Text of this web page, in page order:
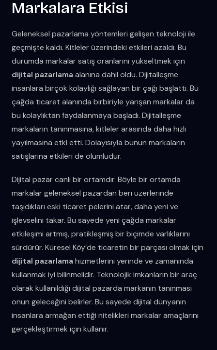
Markalara Etkisi
Geleneksel pazarlama yöntemleri gelişen teknoloji ile
geçmişte kaldı. Kitleler üzerindeki etkileri azaldı. Bu
durumda markalar satış oranlarını yükseltmek için
dijital pazarlama alanına dahil oldu. Dijitalleşme
insanlara birçok kolaylığı sağlayan bir çağı başlattı. Bu
çağda ticaret alanında birbiriyle yarışan markalar da
bu kolaylıktan faydalanmaya başladı. Dijitalleşme
markaların tanınmasına, kitleler arasında daha hızlı
yayılmasına etki etti. Dolayısıyla bunun markaların
satışlarına etkileri de olumludur.
Dijital pazar canlı bir ortamdır. Böyle bir ortamda
markalar geleneksel pazardan beri üzerlerinde
taşıdıkları eski ticaret pelerini atar, daha yeni ve
işlevselini takar. Bu sayede yeni çağda markalar
etkileşimi artmış, pratikleşmiş bir biçimde varlıklarını
sürdürür. Küresel Köy’de ticaretin bir parçası olmak için
dijital pazarlama hizmetlerini yerinde ve zamanında
kullanmak iyi bilinmelidir. Teknolojik imkanların bir araç
olarak kullanıldığı dijital pazarda markanın tanınması
onun geleceğini belirler. Bu sayede dijital dünyanın
insanlara armağan ettiği nitelikleri markalar amaçlarını
gerçekleştirmek için kullanır.